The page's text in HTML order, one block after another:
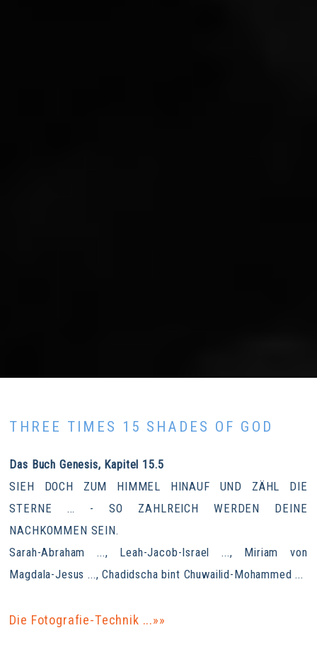
THREE TIMES 15 SHADES OF GOD
Das Buch Genesis, Kapitel 15.5
SIEH DOCH ZUM HIMMEL HINAUF UND ZÄHL DIE
STERNE ... - SO ZAHLREICH WERDEN DEINE
NACHKOMMEN SEIN.
Sarah-Abraham ..., Leah-Jacob-Israel ..., Miriam von
Magdala-Jesus ..., Chadidscha bint Chuwailid-Mohammed ...
Die Fotografie-Technik ...»»